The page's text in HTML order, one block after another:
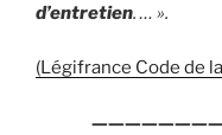
d’entretien. … ».
(Légifrance Code de